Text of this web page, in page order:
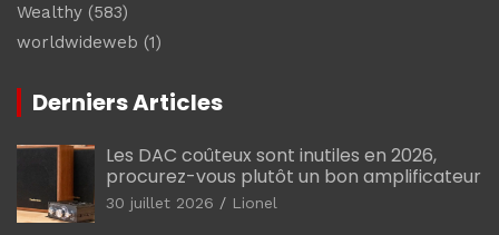
Wealthy (583)
worldwideweb (1)
Derniers Articles
Les DAC coûteux sont inutiles en 2026,
procurez-vous plutôt un bon amplificateur
30 juillet 2026 Lionel